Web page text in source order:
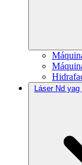
Láser Nd